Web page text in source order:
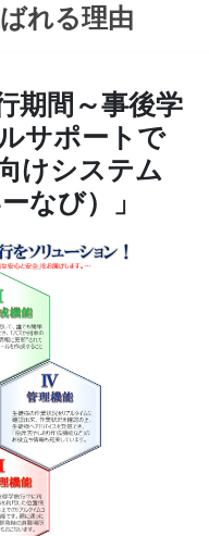
れる理由
期間～事後学
サポートで
けシステム
なび）」